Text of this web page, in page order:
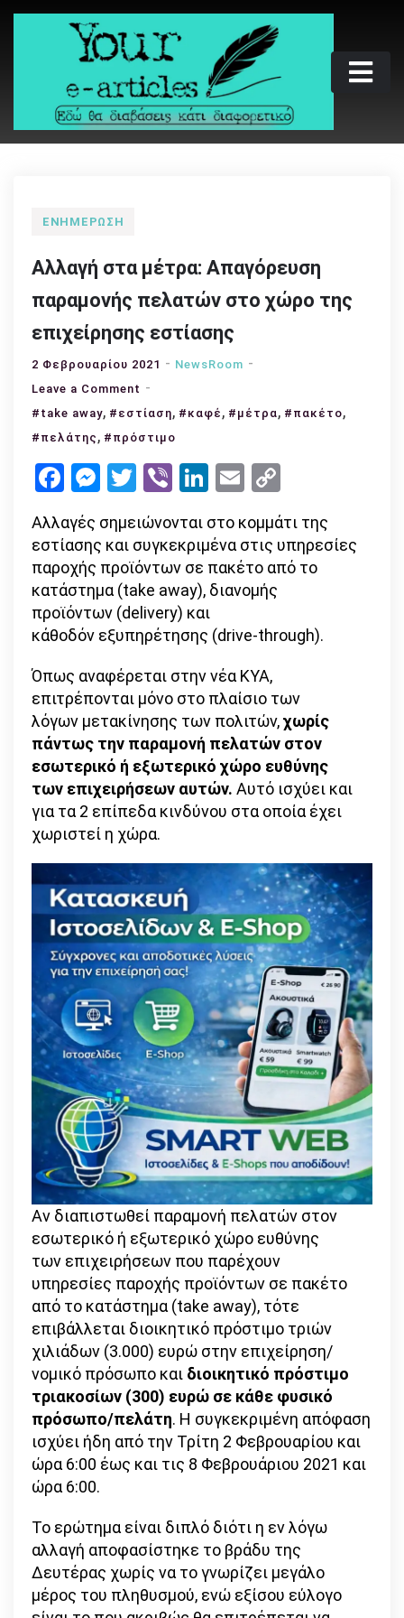
Skip
Your e-articles
Εδώ θα διαβάσεις κάτι διαφορετικό
ΕΝΗΜΈΡΩΣΗ
Αλλαγή στα μέτρα: Απαγόρευση
παραμονής πελατών στο χώρο της
επιχείρησης εστίασης
2 Φεβρουαρίου 2021
NewsRoom
Leave a Comment on
Αλλαγή
Απαγόρευση
πελατών
στο
χώρο
της
επιχείρησης
εστίασης
#take away, #εστίαση, #καφέ , #μέτρα, #πακέτο,
#πελάτης , #πρόστιμο
Facebook
Messenger
Twitter
ViberLinkedIn
Email
Αλλαγές σημειώνονται στο κομμάτι της
εστίασης και συγκεκριμένα στις υπηρεσίες
παροχής προϊόντων σε πακέτο από το
κατάστημα (take away), διανομής
προϊόντων (delivery) και
κάθοδόν εξυπηρέτησης (drive-through).
Όπως αναφέρεται στην νέα ΚΥΑ,
επιτρέπονται μόνο στο πλαίσιο των
λόγων μετακίνησης των πολιτών,χωρίς
πάντως την παραμονή πελατών στον
εσωτερικό ή εξωτερικό χώρο ευθύνης
των επιχειρήσεων αυτών. Αυτό ισχύει και
για τα 2 επίπεδα κινδύνου στα οποία έχει
χωριστεί η χώρα.
Αν διαπιστωθεί παραμονή πελατών στον
εσωτερικό ή εξωτερικό χώρο ευθύνης
των επιχειρήσεων που παρέχουν
υπηρεσίες παροχής προϊόντων σε πακέτο
από το κατάστημα (take away), τότε
επιβάλλεται διοικητικό πρόστιμο τριών
χιλιάδων (3.000) ευρώ στην επιχείρηση/
νομικό πρόσωπο και διοικητικό πρόστιμο
τριακοσίων (300) ευρώ σε κάθε φυσικό
πρόσωπο/πελάτη. Η συγκεκριμένη απόφαση
ισχύει ήδη από την Τρίτη 2 Φεβρουαρίου και
ώρα 6:00 έως και τις 8 Φεβρουάριου 2021 και
ώρα 6:00.
Το ερώτημα είναι διπλό διότι η εν λόγω
αλλαγή αποφασίστηκε το βράδυ της
Δευτέρας χωρίς να το γνωρίζει μεγάλο
μέρος του πληθυσμού, ενώ εξίσου εύλογο